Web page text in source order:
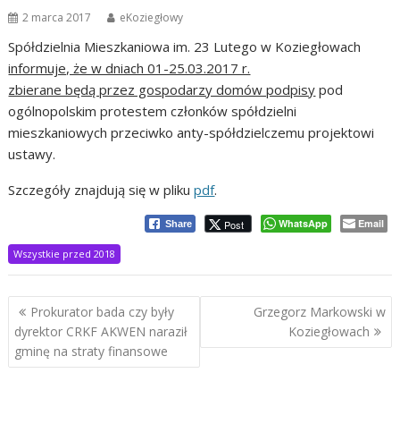
2 marca 2017 eKoziegłowy
Spółdzielnia Mieszkaniowa im. 23 Lutego w Koziegłowach
informuje, że w dniach 01-25.03.2017 r.
zbierane będą przez gospodarzy domów podpisy pod
ogólnopolskim protestem członków spółdzielni
mieszkaniowych przeciwko anty-spółdzielczemu projektowi
ustawy.
Szczegóły znajdują się w plikupdf.
Share Post WhatsApp Email
Wszystkie przed 2018
Nawigacja
wpisu
Prokurator bada czy były
dyrektor CRKF AKWEN naraził
gminę na straty finansowe
Grzegorz Markowski w
Koziegłowach